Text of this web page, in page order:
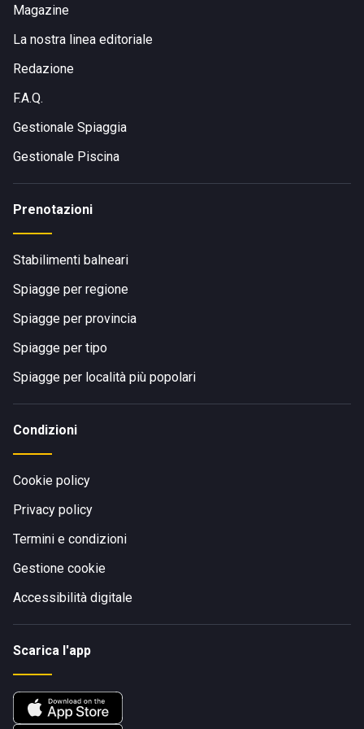
Magazine
La nostra linea editoriale
Redazione
F.A.Q.
Gestionale Spiaggia
Gestionale Piscina
Prenotazioni
Stabilimenti balneari
Spiagge per regione
Spiagge per provincia
Spiagge per tipo
Spiagge per località più popolari
Condizioni
Cookie policy
Privacy policy
Termini e condizioni
Gestione cookie
Accessibilità digitale
Scarica l'app